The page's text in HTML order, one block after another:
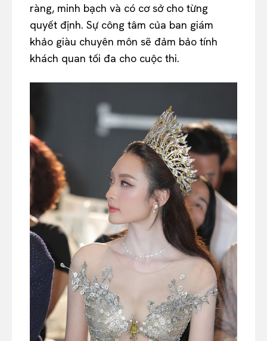
ràng, minh bạch và có cơ sở cho từng
quyết định. Sự công tâm của ban giám
khảo giàu chuyên môn sẽ đảm bảo tính
khách quan tối đa cho cuộc thi.